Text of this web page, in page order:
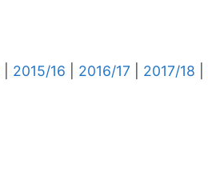
2015/16 2016/17 2017/18